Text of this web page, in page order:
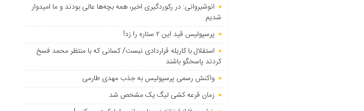
انوشیروانی: در رکوردگیری اخیر، همه بچه‌ها عالی بودند و ما امیدوار
شدیم
پرسپولیس قید این ۲ ستاره را زد!
استقلال با کاریله قراردادی نبست/ کسانی که با منتظر محمد فسخ
کردند پاسخگو باشند
واکنش رسمی پرسپولیس به جذب مهدی طارمی
زمان قرعه کشی لیگ یک مشخص شد